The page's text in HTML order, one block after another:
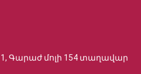
Գարաժ մոլի 154 տաղավար